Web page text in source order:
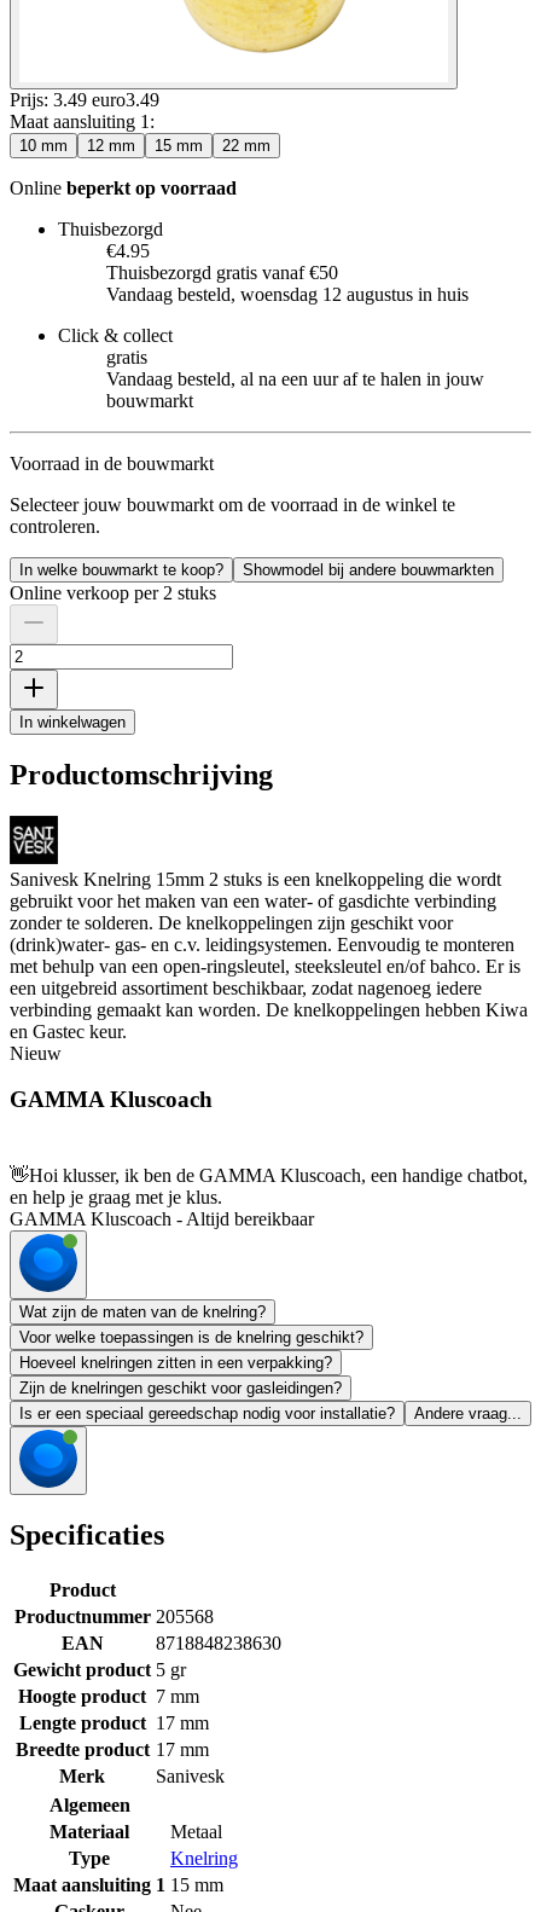
Prijs: 3.49 euro3.49
Maat aansluiting 1 :
10 mm 12 mm 15 mm 22 mm
Online beperkt op voorraad
Thuisbezorgd
€4.95
Thuisbezorgd gratis vanaf €50
Vandaag besteld, woensdag 12 augustus in huis
Click & collect
gratis
Vandaag besteld, al na een uur af te halen in jouw
bouwmarkt
Voorraad in de bouwmarkt
Selecteer jouw bouwmarkt om de voorraad in de winkel te
controleren.
In welke bouwmarkt te koop? Showmodel bij andere bouwmarkten
Online verkoop per 2 stuks
In winkelwagen
Productomschrijving
Sanivesk Knelring 15mm 2 stuks is een knelkoppeling die wordt
gebruikt voor het maken van een water- of gasdichte verbinding
zonder te solderen. De knelkoppelingen zijn geschikt voor
(drink)water- gas- en c.v. leidingsystemen. Eenvoudig te monteren
met behulp van een open-ringsleutel, steeksleutel en/of bahco. Er is
een uitgebreid assortiment beschikbaar, zodat nagenoeg iedere
verbinding gemaakt kan worden. De knelkoppelingen hebben Kiwa
en Gastec keur.
Nieuw
GAMMA Kluscoach
👋Hoi klusser, ik ben de GAMMA Kluscoach, een handige chatbot,
en help je graag met je klus.
GAMMA Kluscoach - Altijd bereikbaar
Wat zijn de maten van de knelring?
Voor welke toepassingen is de knelring geschikt?
Hoeveel knelringen zitten in een verpakking?
Zijn de knelringen geschikt voor gasleidingen?
Is er een speciaal gereedschap nodig voor installatie?
Andere vraag...
Specificaties
Product
Productnummer 205568
EAN
8718848238630
Gewicht product 5 gr
Hoogte product 7 mm
Lengte product 17 mm
Breedte product 17 mm
Merk
Sanivesk
Algemeen
Materiaal
Metaal
Type
Knelring
Maat aansluiting 1 15 mm